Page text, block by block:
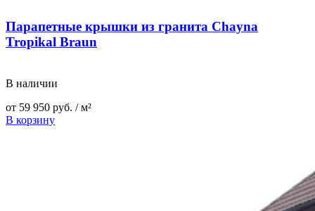
Парапетные крышки из гранита Chayna
Tropikal Braun
В наличии
от 59 950 руб. / м²
В корзину